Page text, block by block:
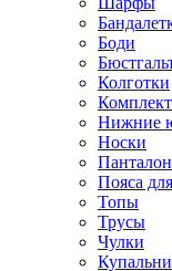
Боди
Колготки
Нижние
Носки
Поясa
Топы
Трусы
Чулки